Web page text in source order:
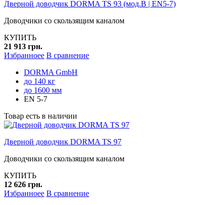
Дверной доводчик DORMA TS 93 (мод.B | EN5-7)
Доводчики со скользящим каналом
КУПИТЬ
21 913 грн.
Избранноее В сравнение
DORMA GmbH
до 140 кг
до 1600 мм
EN 5-7
Товар есть в наличии
Дверной доводчик DORMA TS 97
Доводчики со скользящим каналом
КУПИТЬ
12 626 грн.
Избранноее В сравнение